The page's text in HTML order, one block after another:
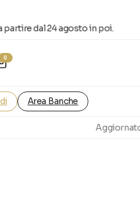
dal 24 agosto in poi.
0
Area Banche